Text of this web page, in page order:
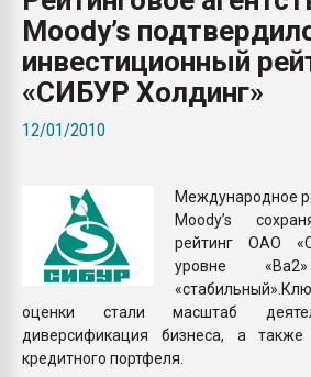
Moody’s
инвестиционный
«СИБУР Холдинг»
12/01/2010
Международное
Moody’s
рейтинг ОАО
уровне
оценки стали масштаб
диверсификация бизнеса, а также
кредитного портфеля.